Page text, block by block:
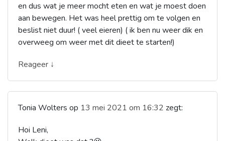
en dus wat je meer mocht eten en wat je moest doen
aan bewegen. Het was heel prettig om te volgen en
beslist niet duur! ( veel eieren) ( ik ben nu weer dik en
overweeg om weer met dit dieet te starten!)
Reageer ↓
Tonia Wolters op 13 mei 2021 om 16:32 zegt:
Hoi Leni,